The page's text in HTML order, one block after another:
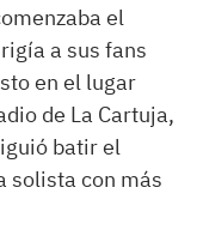
el
a sus fans
en el lugar
de La Cartuja,
batir el
solista con más